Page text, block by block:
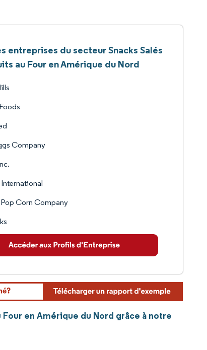
entreprises du secteur Snacks Salés
au Four en Amérique du Nord
Company
Corn Company
en Amérique du Nord grâce à notre